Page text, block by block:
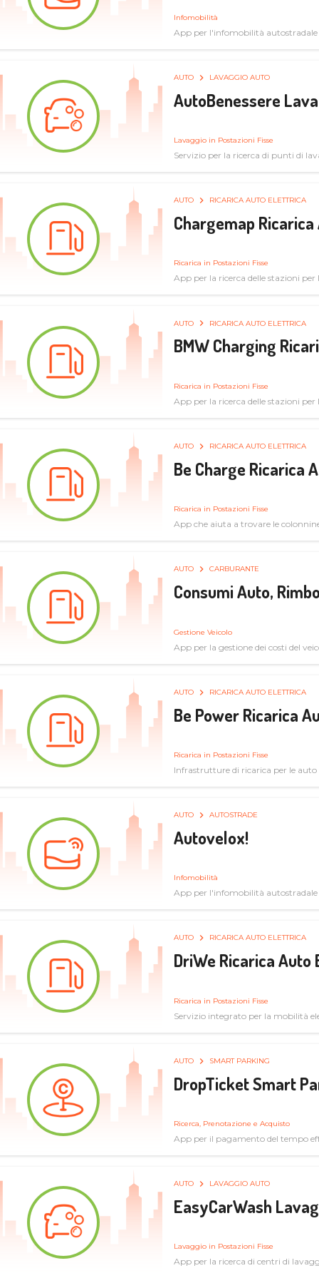
Infomobilità
App per l'infomobilità autostradale
AUTO LAVAGGIO AUTO
AutoBenessere
Lavaggio in Postazioni Fisse
Servizio per la ricerca di punti di
AUTO RICARICA AUTO ELETTRICA
Chargemap
Ricarica in Postazioni Fisse
App per la ricerca delle stazioni
AUTO RICARICA AUTO ELETTRICA
BMW Charging
Ricarica in Postazioni Fisse
App per la ricerca delle stazioni
AUTO RICARICA AUTO ELETTRICA
Be Charge Ricarica
Ricarica in Postazioni Fisse
App che aiuta a trovare le
AUTO CARBURANTE
Consumi Auto,
Gestione Veicolo
App per la gestione dei costi del
AUTO RICARICA AUTO ELETTRICA
Be Power Ricarica
Ricarica in Postazioni Fisse
Infrastrutture di ricarica per le auto
AUTO AUTOSTRADE
Autovelox!
Infomobilità
App per l'infomobilità autostradale
AUTO RICARICA AUTO ELETTRICA
DriWe Ricarica
Ricarica in Postazioni Fisse
Servizio integrato per la mobilità
AUTO SMART PARKING
DropTicket Smart
Ricerca, Prenotazione e Acquisto
App per il pagamento del tempo
AUTO LAVAGGIO AUTO
EasyCarWash
Lavaggio in Postazioni Fisse
App per la ricerca di centri di